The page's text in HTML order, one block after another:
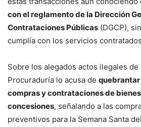
con el reglamento de la Dirección
Contrataciones Públicas (DGCP),
cumplía con los servicios
Sobre los alegados actos ilegales de
Procuraduría lo acusa de
compras y contrataciones de
concesiones, señalando a las
preventivos para la Semana Santa